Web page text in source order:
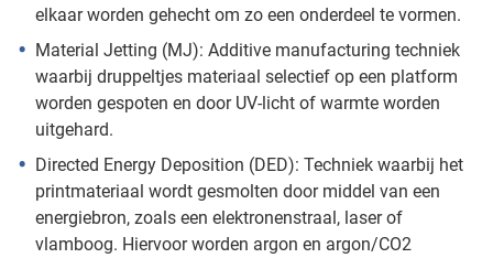
elkaar worden gehecht om zo een onderdeel te vormen.
Material Jetting (MJ): Additive manufacturing techniek
waarbij druppeltjes materiaal selectief op een platform
worden gespoten en door UV-licht of warmte worden
uitgehard.
Directed Energy Deposition (DED): Techniek waarbij het
printmateriaal wordt gesmolten door middel van een
energiebron, zoals een elektronenstraal, laser of
vlamboog. Hiervoor worden argon en argon/CO2